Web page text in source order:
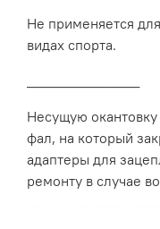
Не применяется
видах спорта.
Несущую окантовку
фал, на который
адаптеры для
ремонту в случае